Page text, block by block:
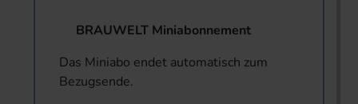
BRAUWELT Miniabonnement
Das Miniabo endet automatisch zum
Bezugsende.